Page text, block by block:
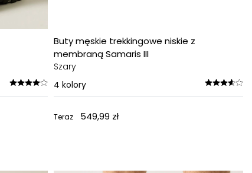
Buty męskie trekkingowe niskie z
membraną Samaris III
Szary
4 kolory
Teraz 549,99 zł